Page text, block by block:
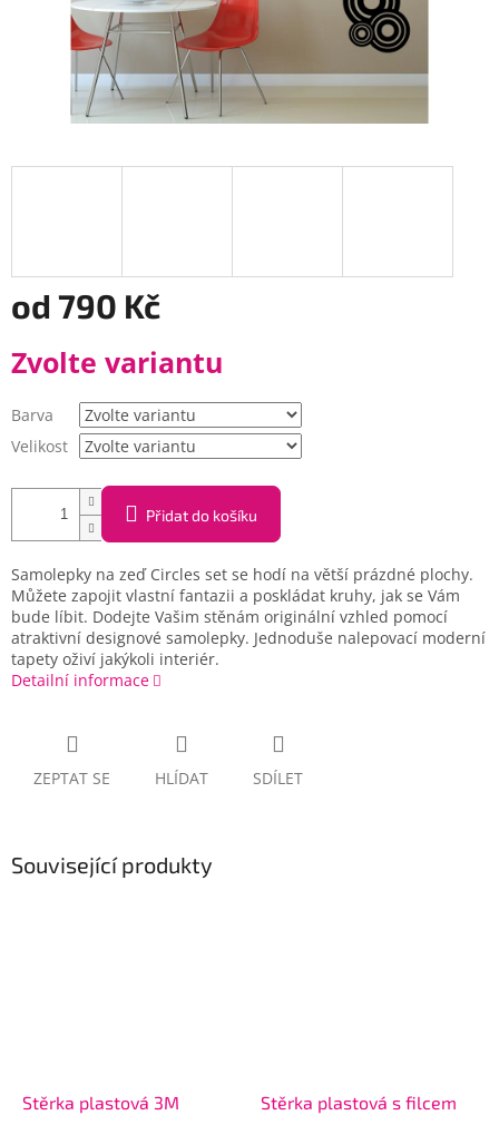
od 790 Kč
cena:
Zvolte variantu
Barva
Velikost
Přidat do košíku
Samolepky na zeď Circles set se hodí na větší prázdné plochy.
Můžete zapojit vlastní fantazii a poskládat kruhy, jak se Vám
bude líbit. Dodejte Vašim stěnám originální vzhled pomocí
atraktivní designové samolepky. Jednoduše nalepovací moderní
tapety oživí jakýkoli interiér.
Detailní informace
ZEPTAT SE HLÍDAT SDÍLET
Související produkty
Stěrka plastová 3M Stěrka plastová s filcem